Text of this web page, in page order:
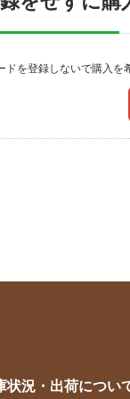
ドを登録しないで購入を
状況・出荷につい